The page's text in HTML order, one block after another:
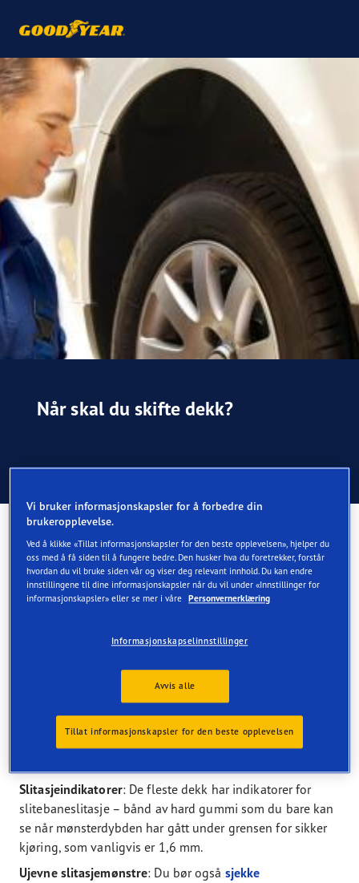
Når skal du skifte dekk?
Skifte dekk
Alle dekk slites ut eller blir skadd, og til slutt må de
skiftes.
kjørevaner, hvor du bor og hvor godt du vedlikeholder
Når bør jeg skifte dekk?
Du bør kontrollere dekkene regelmessig – minst en gang
i måneden. Sjekk det som står under for å se om dekkene
Slitasjeindikatorer: De fleste dekk har indikatorer for
slitebaneslitasje – bånd av hard gummi som du bare kan
se når mønsterdybden har gått under grensen for sikker
kjøring, som vanligvis er 1,6 mm.
Ujevne slitasjemønstre: Du bør også sjekke
Vi bruker informasjonskapsler for å forbedre din
brukeropplevelse.
Ved å klikke «Tillat informasjonskapsler for den beste opplevelsen», hjelper du
oss med å få siden til å fungere bedre. Den husker hva du foretrekker, forstår
hvordan du vil bruke siden vår og viser deg relevant innhold. Du kan endre
innstillingene til dine informasjonskapsler når du vil under «Innstillinger for
informasjonskapsler» eller se mer i våre Personvernerklæring
Informasjonskapselinnstillinger
Avvis alle
Tillat informasjonskapsler for den beste opplevelsen